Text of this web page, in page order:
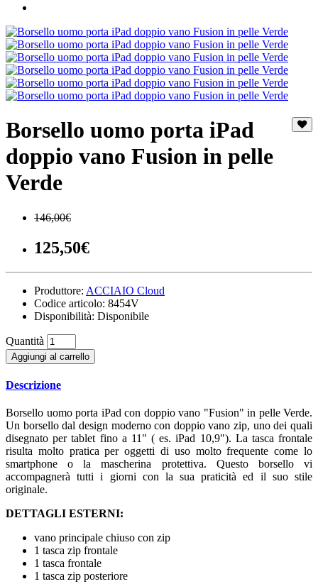
Borsello uomo porta iPad
doppio vano Fusion in pelle
Verde
146,00€
125,50€
Produttore: ACCIAIO Cloud
Codice articolo: 8454V
Disponibilità: Disponibile
Quantità
Aggiungi al carrello
Descrizione
Borsello uomo porta iPad con doppio vano "Fusion" in pelle Verde.
Un borsello dal design moderno con doppio vano zip, uno dei quali
disegnato per tablet fino a 11" ( es. iPad 10,9"). La tasca frontale
risulta molto pratica per oggetti di uso molto frequente come lo
smartphone o la mascherina protettiva. Questo borsello vi
accompagnerà tutti i giorni con la sua praticità ed il suo stile
originale.
DETTAGLI ESTERNI:
vano principale chiuso con zip
1 tasca zip frontale
1 tasca frontale
1 tasca zip posteriore